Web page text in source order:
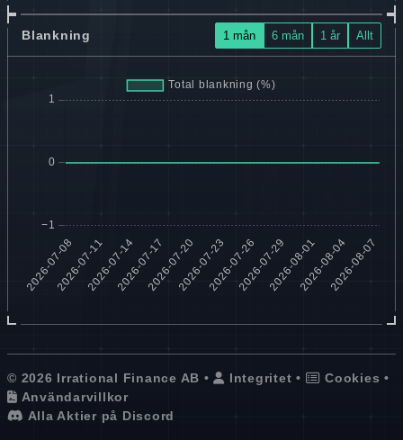
Blankning 1 mån 6 mån 1 år Allt
© 2026 Irrational Finance AB • Integritet • Cookies •
Användarvillkor
Alla Aktier på Discord